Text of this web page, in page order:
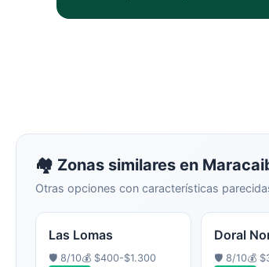
🏘️ Zonas similares en
Otras opciones con características
Las Lomas
🛡️ 8/10💰 $400-$1.300
Doral
🛡️ 8/10💰